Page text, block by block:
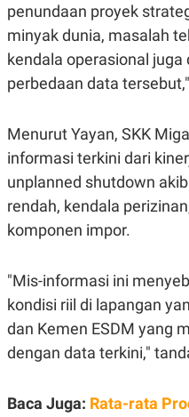
penundaan proyek
minyak dunia, masalah
kendala operasional
perbedaan data
Menurut Yayan, SKK
informasi terkini dari
unplanned shutdown
rendah, kendala
komponen impor.
"Mis-informasi ini
kondisi riil di lapangan
dan Kemen ESDM yang
dengan data terkini,"
Baca Juga: Rata-rata